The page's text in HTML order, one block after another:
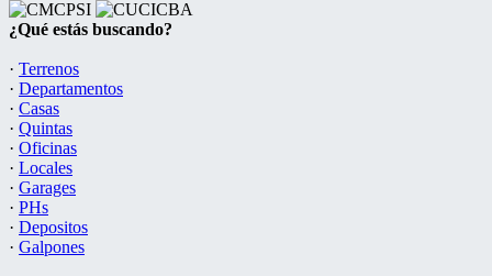
¿Qué estás buscando?
· Terrenos
· Departamentos
· Casas
· Quintas
· Oficinas
· Locales
· Garages
· PHs
· Depositos
· Galpones